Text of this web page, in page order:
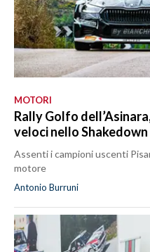
MOTORI
Rally Golfo
veloci nello Shakedown
Assenti i campioni uscenti
motore
Antonio Burruni